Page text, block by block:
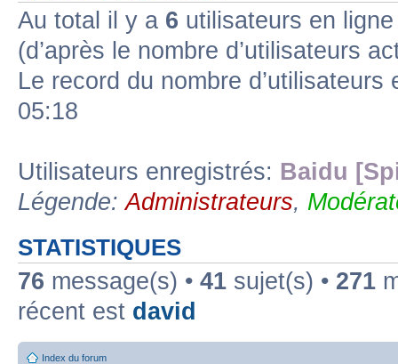
Au total il y a 6 utilisateurs en
(d’après le nombre d’utilisateurs
Le record du nombre
05:18
Utilisateurs enregistrés: Baidu
Légende:Administrateurs,
STATISTIQUES
76 message(s) • 41 sujet(s) • 271
récent est david
Index du forum